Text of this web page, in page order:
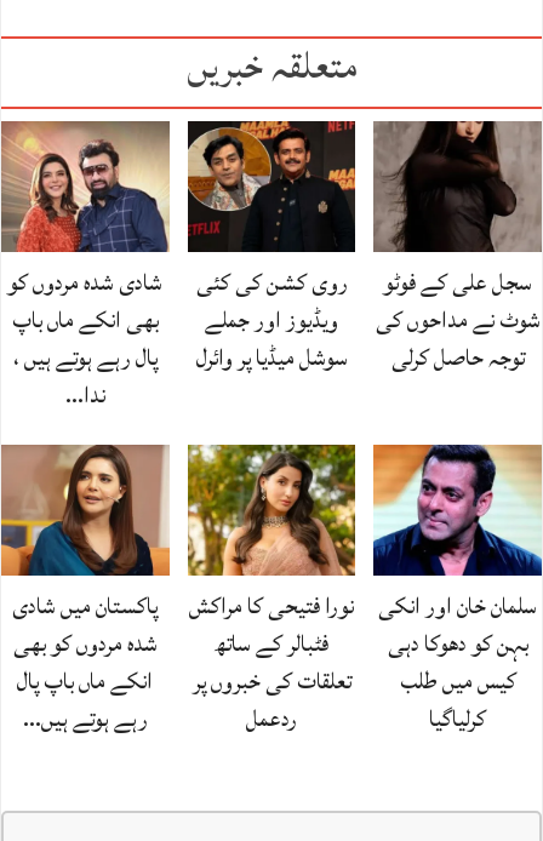
متعلقہ خبریں
سجل علی کے فوٹو
شوٹ نے مداحوں کی
توجہ حاصل کرلی
روی کشن کی کئی
ویڈیوز اور جملے
سوشل میڈیا پر وائرل
شادی شدہ مردوں کو
بھی انکے ماں باپ
پال رہے ہوتے ہیں ،
ندا…
سلمان خان اور انکی
بہن کو دھوکا دہی
کیس میں طلب
کرلیاگیا
نورا فتیحی کا مراکش
فٹبالر کے ساتھ
تعلقات کی خبروں پر
ردعمل
پاکستان میں شادی
شدہ مردوں کو بھی
انکے ماں باپ پال
رہے ہوتے ہیں…